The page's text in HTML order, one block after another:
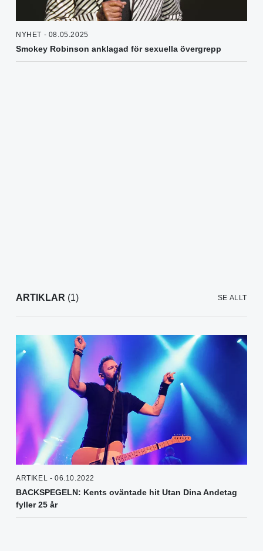
NYHET - 08.05.2025
Smokey Robinson anklagad för sexuella övergrepp
ARTIKLAR (1) SE ALLT
ARTIKEL - 06.10.2022
BACKSPEGELN: Kents oväntade hit Utan Dina Andetag
fyller 25 år